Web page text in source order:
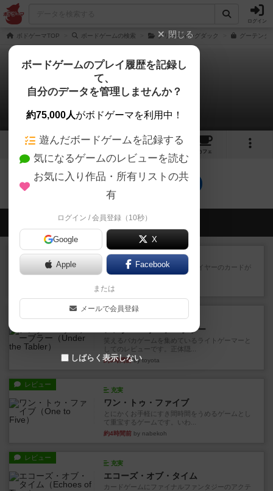
ログイン
ボドゲーマTOP ボードゲームの検索 グリーティングダック グーテンダ
グーテンダック
0件のリプレイ日記
2 1
カフェ
グーテンダックのトップに戻る
会員の新しい投稿
レビュー 花火：スターマイン
自分のカードは見えず他のプレイヤーのカードが
見える状態でカードを教えた...
10分前
アンダー・ザ・テーブラー
笑えるバカゲームを集めているライトゲーマーと
してのレビューです。正体隠...
約3時間前by toyota
レビュー
充実
ワン・トゥ・ファイブ
とにかくお手軽にすき間時間をうめるゲームとし
て重宝するゲームです。いわ...
約4時間前 by nabekoh
レビュー
充実
エコーズ・オブ・タイム
カードゲームにファイナルファンタジーのアクテ
閉じる
ボードゲームのプレイ履歴を記録し
て、
自分のデータを管理しませんか？
約75,000人がボドゲーマを利用中！
遊んだボードゲームを記録する
気になるゲームのレビューを読む
お気に入り作品・所有リストの共
有
ログイン / 会員登録（10秒）
Google X
Apple Facebook
または
メールで会員登録
しばらく表示しない